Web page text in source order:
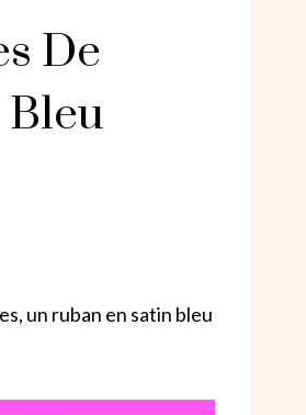
De
Bleu
un ruban en satin bleu